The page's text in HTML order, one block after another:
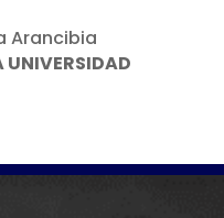
Arancibia
UNIVERSIDAD